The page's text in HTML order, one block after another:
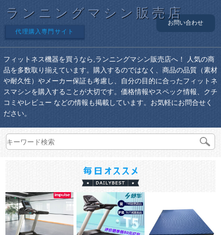
ランニングマシン販売店
代理購入専門サイト
お問い合わせ
フィットネス機器を買うなら,ランニングマシン販売店へ！ 人気の商
品を多数取り揃えています。購入するのではなく、商品の品質（素材
や耐久性）やメーカー保証も考慮し、自分の目的に合ったフィットネ
スマシンを購入することが大切です。価格情報やスペック情報、クチ
コミやレビュー などの情報も掲載しています。お気軽にお問合せく
ださい。